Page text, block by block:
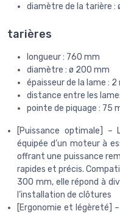
diamètre de la tarière :
tarières
longueur : 760 mm
diamètre : ø 200 mm
épaisseur de la lame : 2
distance entre les
pointe de piquage : 75
[Puissance optimale]
équipée d’un moteur à
offrant une puissance
rapides et précis.
300 mm, elle répond à
l’installation de clôtures
[Ergonomie et légèreté]